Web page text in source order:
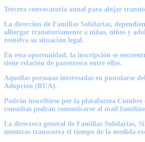
Tercera convocatoria anual para alojar
La dirección de Familias Solidarias,
albergar transitoriamente a niñas, niños y
resuelva su situación legal.
En esta oportunidad, la inscripción se
tiene relación de parentesco entre ellos.
Aquellas personas interesadas en postularse
Adopción (RUA).
Podrán inscribirse por la plataforma Cumbre
consultas podrán comunicarse al mail
La directora general de Familias Solidarias,
mientras transcurra el tiempo de la medida